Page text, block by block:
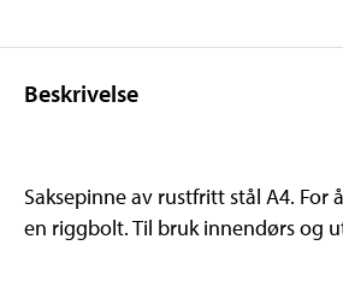
Beskrivelse
Saksepinne av rustfritt stål A4. For
en riggbolt. Til bruk innendørs og